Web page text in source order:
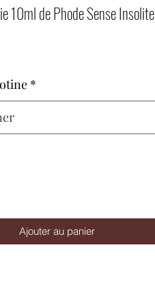
10ml de Phode Sense Insolite
*
Ajouter au panier